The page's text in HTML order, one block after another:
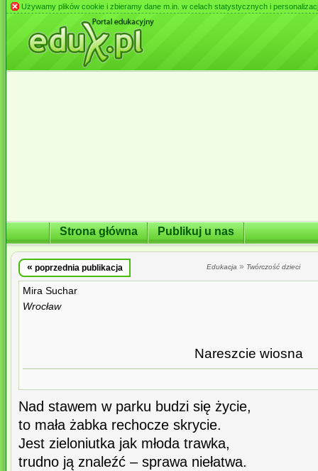
Używamy plików cookie i zbieramy dane m.in. w celach statystycznych i
Strona główna Publikuj u nas
« poprzednia publikacja Edukacja » Twórczość dzieci
Mira Suchar
Wrocław
Nareszcie wiosna
Nad stawem w parku budzi się życie,
to mała żabka rechocze skrycie.
Jest zieloniutka jak młoda trawka,
trudno ją znaleźć – sprawa niełatwa.